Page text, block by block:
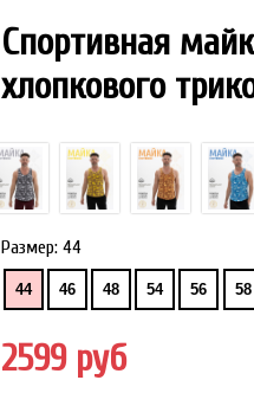
Спортивная
хлопкового
Размер: 44
44 46 48 54 56 58
2599 руб